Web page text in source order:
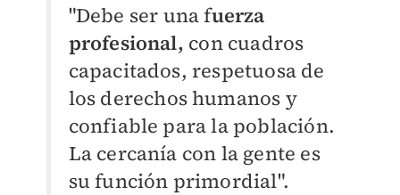
"Debe ser una fuerza
profesional, con cuadros
capacitados, respetuosa de
los derechos humanos y
confiable para la población.
La cercanía con la gente es
su función primordial".